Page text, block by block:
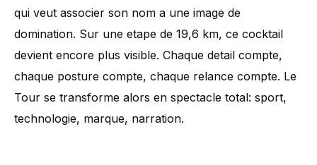
qui veut associer son nom a une image de
domination. Sur une etape de 19,6 km, ce cocktail
devient encore plus visible. Chaque detail compte,
chaque posture compte, chaque relance compte. Le
Tour se transforme alors en spectacle total: sport,
technologie, marque, narration.